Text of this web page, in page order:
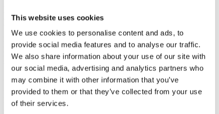
This website uses cookies
We use cookies to personalise content and ads, to
provide social media features and to analyse our traffic.
We also share information about your use of our site with
our social media, advertising and analytics partners who
may combine it with other information that you’ve
provided to them or that they’ve collected from your use
of their services.
planlægning
Hos Godskesen A/S garanterer vi en hurtig leveringstid, når først dit
projekt er sat i produktion. Det er dog vigtigt at være opmærksom
på, at Herning Kommune ofte kan bruge op til 6 måneder på at
behandle en byggetilladelse til faste overdækninger og uderum.
Vil du være sikker på, at din nye, eksklusive pergola står
fuldstændig klar til sommerens grillfester eller efterårets
hyggestunder, opfordrer vi til hurtig kontakt. Ved at starte
ansøgningsprocessen i god tid sikrer vi, at de kommunale ventetider